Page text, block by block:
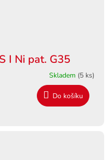
I Ni pat. G35
Skladem (5 ks)
Do košíku